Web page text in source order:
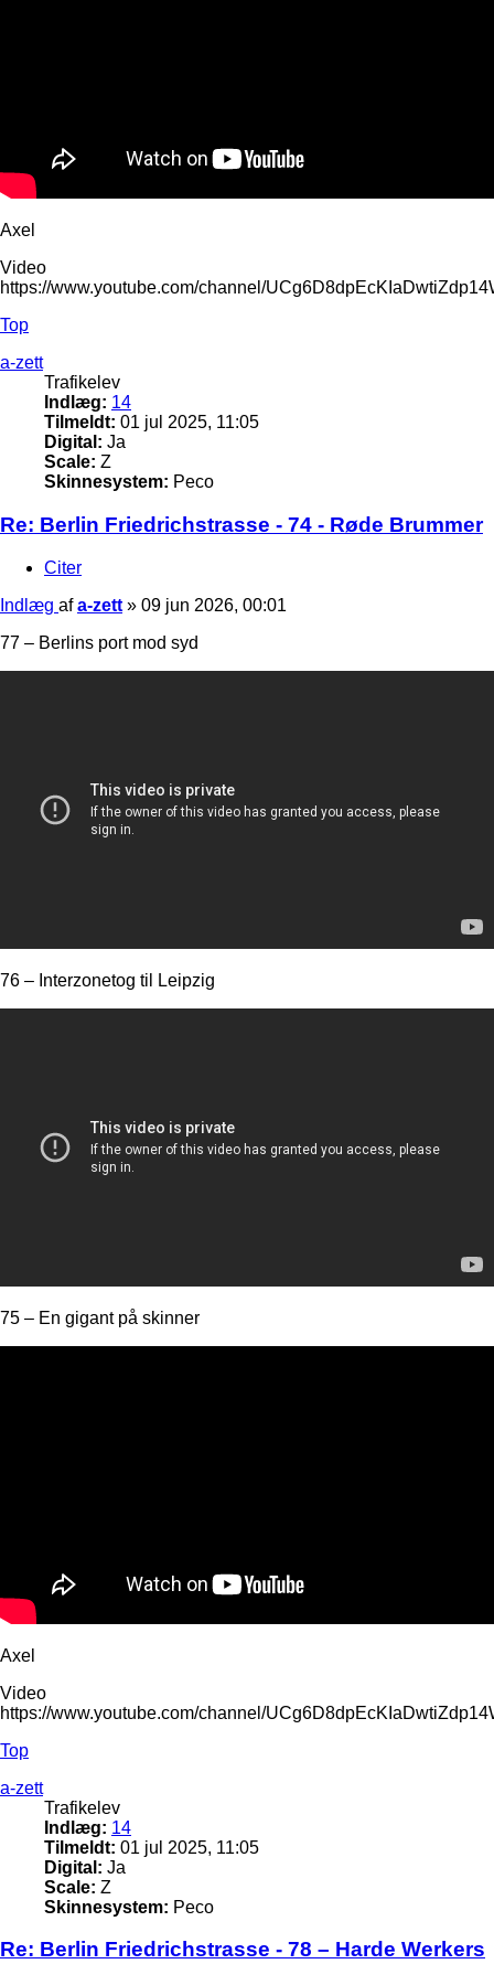
Axel
Video
https://www.youtube.com/channel/
Top
a-zett
Trafikelev
Indlæg: 14
Tilmeldt: 01 jul 2025, 11:05
Digital: Ja
Scale: Z
Skinnesystem: Peco
Re: Berlin Friedrichstrasse - 74 - Røde Brummer
Citer
Indlæg afa-zett » 09 jun 2026, 00:01
77 – Berlins port mod syd
76 – Interzonetog til Leipzig
75 – En gigant på skinner
Axel
Video
https://www.youtube.com/channel/
Top
a-zett
Trafikelev
Indlæg: 14
Tilmeldt: 01 jul 2025, 11:05
Digital: Ja
Scale: Z
Skinnesystem: Peco
Re: Berlin Friedrichstrasse - 78 – Harde Werkers